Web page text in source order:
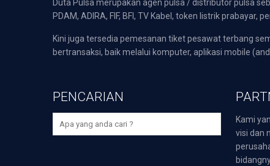
Duta Pulsa merupakan agen pulsa / distributor pulsa
PDAM, ADIRA, FIF, BFI, TV Kabel, token listrik
Kini juga tersedia pemesanan tiket pesawat terbang
bertransaksi, baik melalui komputer, aplikasi mobile
PENCARIAN
Kami
visi dan